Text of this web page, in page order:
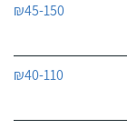
₪45-150
₪40-110